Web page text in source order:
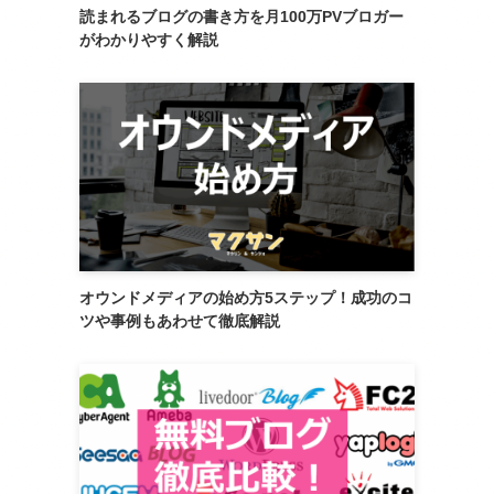
読まれるブログの書き方を月100万PVブロガー
がわかりやすく解説
オウンドメディアの始め方5ステップ！成功のコ
ツや事例もあわせて徹底解説